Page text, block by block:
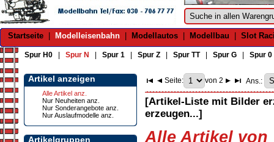
Startseite Modelleisenbahn Modellautos Modellbau Slot
Spur H0 Spur N Spur 1 Spur Z Spur TT| Spur G Spur 0
Artikel anzeigen
Alle Artikel anz.
Nur Neuheiten anz.
Nur Sonderangebote anz.
Nur Auslaufmodelle anz.
Artikelgruppen
Seite: von 2 Ans.:
[Artikel-Liste mit Bilder
erzeugen...]
Alle Artikel von